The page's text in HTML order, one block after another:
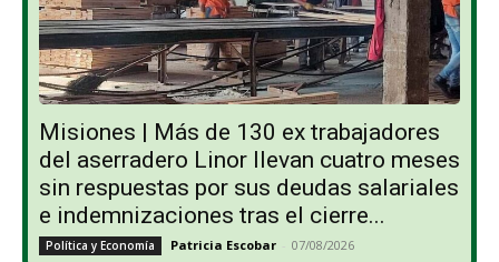
Misiones | Más de 130 ex trabajadores
del aserradero Linor llevan cuatro meses
sin respuestas por sus deudas salariales
e indemnizaciones tras el cierre...
Política y Economía Patricia Escobar - 07/08/2026